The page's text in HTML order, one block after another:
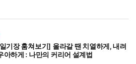
기장 훔쳐보기] 올라갈 땐 치열하게, 내려
아하게 : 나만의 커리어 설계법